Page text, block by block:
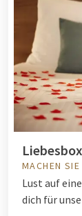
Liebesbox
MACHEN
Lust auf
dich für